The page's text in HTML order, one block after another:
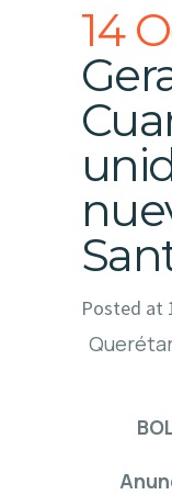
14
Posted at